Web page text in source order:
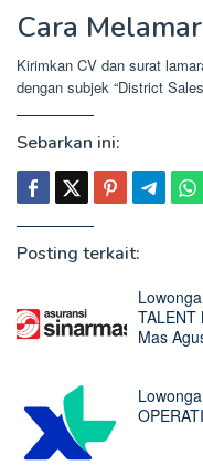
Cara
Kirimkan CV dan surat
dengan subjek “District
Sebarkan ini:
Posting terkait:
TALENT
Mas